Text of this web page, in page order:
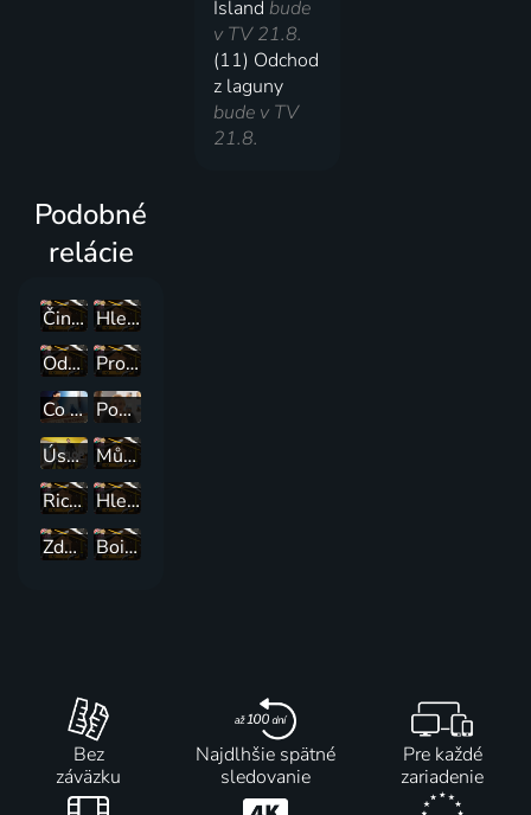
Islandbude
v TV 21.8.
(11) Odchod
z laguny
bude v TV
21.8.
Podobné
relácie
Činžák za babku v New Orleans
Hledáme nemovitost CXLVI
Odpad, nebo poklad?
Prodej za milion
Co je s tím domem?
Pomoc! Zničil jsem si dům!
Úspěch, nebo fiasko?
Můj vysněný dům po výhře v loterii
Rico vás zachrání
Hledáme nemovitost CXIII
Zdědila jsem zámek
Boise Boys
Bez
záväzku
Najdlhšie spätné
sledovanie
Pre každé
zariadenie